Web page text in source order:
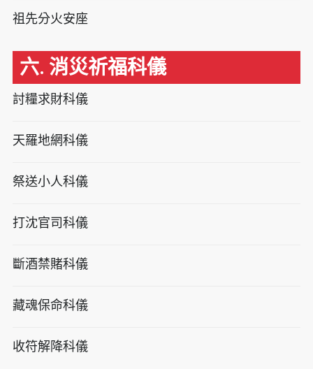
祖先分火安座
六. 消災祈福科儀
討糧求財科儀
天羅地網科儀
祭送小人科儀
打沈官司科儀
斷酒禁賭科儀
藏魂保命科儀
收符解降科儀